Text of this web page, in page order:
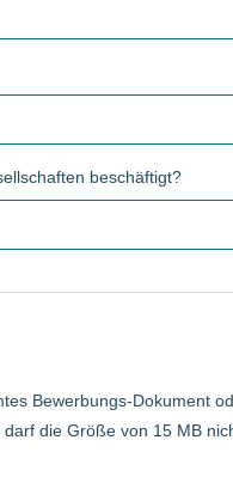
beschäftigt?
Bewerbungs-Dokument
die Größe von 15 MB